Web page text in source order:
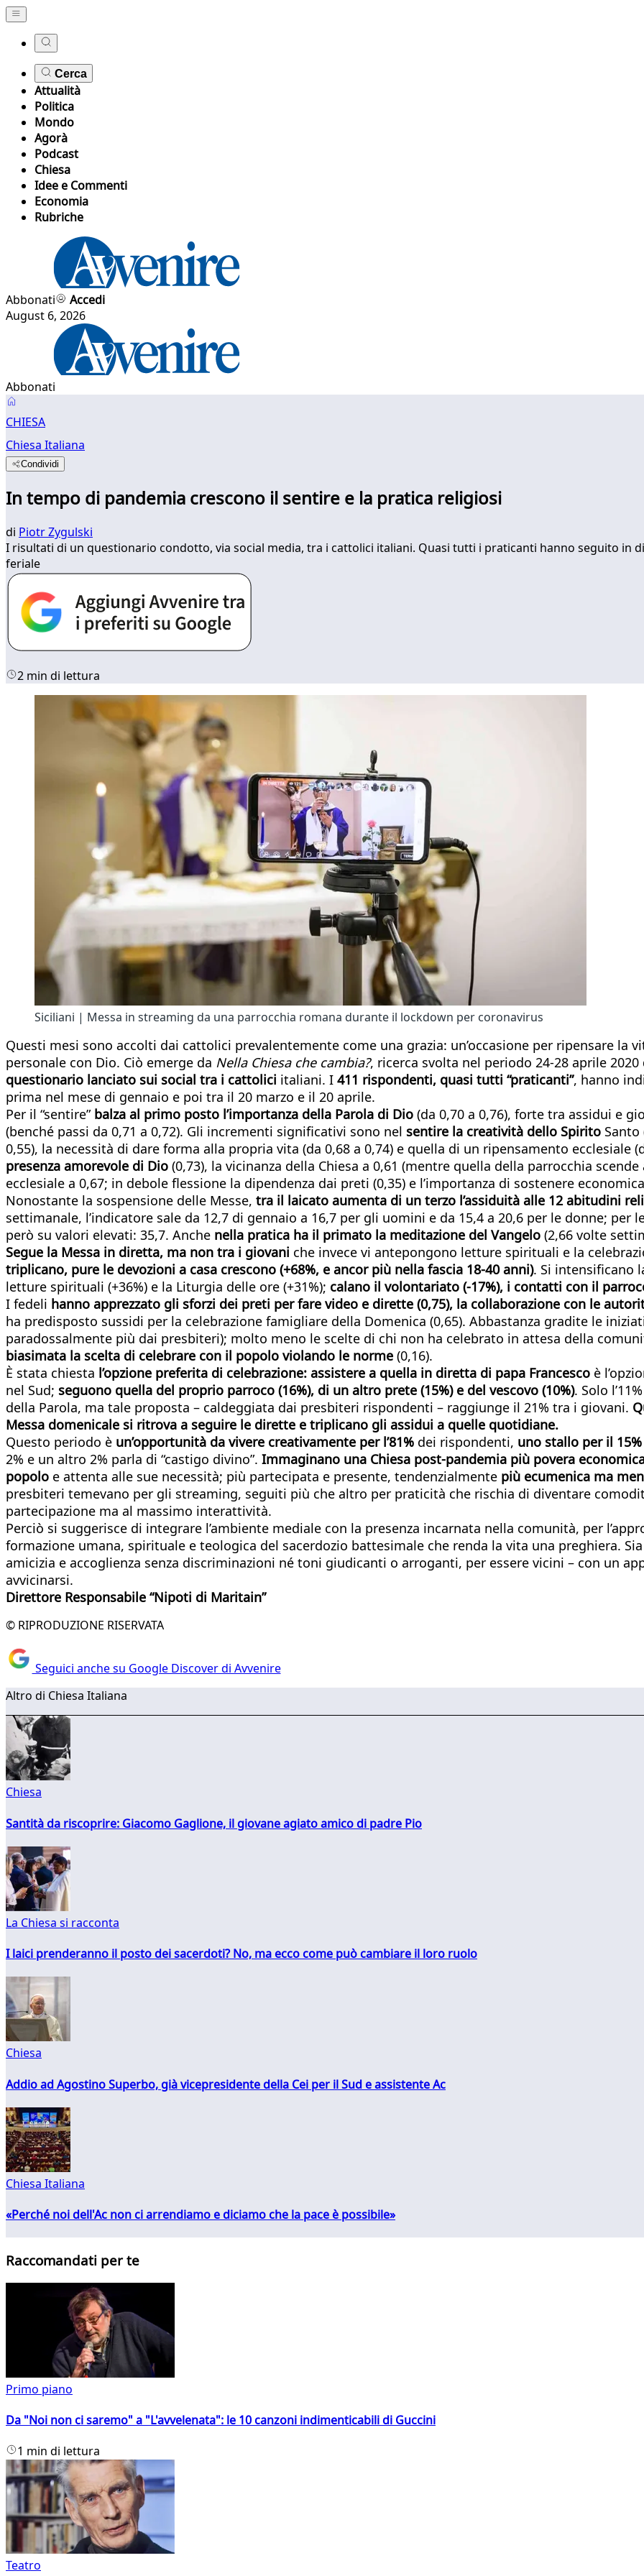
Cerca
Attualità
Politica
Mondo
Agorà
Podcast
Chiesa
Idee e Commenti
Economia
Rubriche
Abbonati
Accedi
August 6, 2026
Abbonati
CHIESA
Chiesa Italiana
Condividi
In tempo di pandemia crescono il sentire e la pratica religiosi
di Piotr Zygulski
I risultati di un questionario condotto, via social media, tra i cattolici italiani. Quasi tutti i praticanti hanno seguito in
feriale
2 min di lettura
Siciliani | Messa in streaming da una parrocchia romana durante il lockdown per coronavirus
Questi mesi sono accolti dai cattolici prevalentemente come una grazia: un’occasione per ripensare la
personale con Dio. Ciò emerge da Nella Chiesa che cambia?, ricerca svolta nel periodo 24-28 aprile 2020
questionario lanciato sui social tra i cattolici italiani. I 411 rispondenti, quasi tutti “praticanti”, hanno
prima nel mese di gennaio e poi tra il 20 marzo e il 20 aprile.
Per il “sentire” balza al primo posto l’importanza della Parola di Dio (da 0,70 a 0,76), forte tra assidui e
(benché passi da 0,71 a 0,72). Gli incrementi significativi sono nel sentire la creatività dello Spirito Santo
0,55), la necessità di dare forma alla propria vita (da 0,68 a 0,74) e quella di un ripensamento ecclesiale
presenza amorevole di Dio (0,73), la vicinanza della Chiesa a 0,61 (mentre quella della parrocchia
ecclesiale a 0,67; in debole flessione la dipendenza dai preti (0,35) e l’importanza di sostenere
Nonostante la sospensione delle Messe, tra il laicato aumenta di un terzo l’assiduità alle 12 abitudini
settimanale, l’indicatore sale da 12,7 di gennaio a 16,7 per gli uomini e da 15,4 a 20,6 per le donne; per
però su valori elevati: 35,7. Anche nella pratica ha il primato la meditazione del Vangelo (2,66 volte
Segue la Messa in diretta, ma non tra i giovani che invece vi antepongono letture spirituali e la
triplicano, pure le devozioni a casa crescono (+68%, e ancor più nella fascia 18-40 anni). Si intensificano
letture spirituali (+36%) e la Liturgia delle ore (+31%); calano il volontariato (-17%), i contatti con il
I fedeli hanno apprezzato gli sforzi dei preti per fare video e dirette (0,75), la collaborazione con le
ha predisposto sussidi per la celebrazione famigliare della Domenica (0,65). Abbastanza gradite le
paradossalmente più dai presbiteri); molto meno le scelte di chi non ha celebrato in attesa della
biasimata la scelta di celebrare con il popolo violando le norme (0,16).
È stata chiesta l’opzione preferita di celebrazione: assistere a quella in diretta di papa Francesco è
nel Sud; seguono quella del proprio parroco (16%), di un altro prete (15%) e del vescovo (10%). Solo
della Parola, ma tale proposta – caldeggiata dai presbiteri rispondenti – raggiunge il 21% tra i giovani.
Messa domenicale si ritrova a seguire le dirette e triplicano gli assidui a quelle quotidiane.
Questo periodo è un’opportunità da vivere creativamente per l’81% dei rispondenti, uno stallo per il
2% e un altro 2% parla di “castigo divino”. Immaginano una Chiesa post-pandemia più povera
popolo e attenta alle sue necessità; più partecipata e presente, tendenzialmente più ecumenica ma
presbiteri temevano per gli streaming, seguiti più che altro per praticità che rischia di diventare
partecipazione ma al massimo interattività.
Perciò si suggerisce di integrare l’ambiente mediale con la presenza incarnata nella comunità, per
formazione umana, spirituale e teologica del sacerdozio battesimale che renda la vita una preghiera.
amicizia e accoglienza senza discriminazioni né toni giudicanti o arroganti, per essere vicini – con un
avvicinarsi.
Direttore Responsabile “Nipoti di Maritain”
© RIPRODUZIONE RISERVATA
Seguici anche su Google Discover di Avvenire
Altro di Chiesa Italiana
Chiesa
Santità da riscoprire: Giacomo Gaglione, il giovane agiato amico di padre Pio
La Chiesa si racconta
I laici prenderanno il posto dei sacerdoti? No, ma ecco come può cambiare il loro ruolo
Chiesa
Addio ad Agostino Superbo, già vicepresidente della Cei per il Sud e assistente Ac
Chiesa Italiana
«Perché noi dell'Ac non ci arrendiamo e diciamo che la pace è possibile»
Raccomandati per te
Primo piano
Da "Noi non ci saremo" a "L'avvelenata": le 10 canzoni indimenticabili di Guccini
1 min di lettura
Teatro